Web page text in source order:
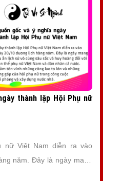
thành lập Hội Phụ nữ
nữ Việt Nam diễn ra vào
năm. Đây là ngày mang